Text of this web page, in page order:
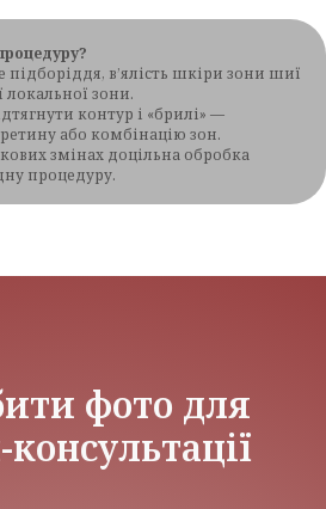
підборіддя, в’ялість шкіри зони шиї
локальної зони.
контур і «брилі» —
або комбінацію зон.
змінах доцільна обробка
процедуру.
фото для